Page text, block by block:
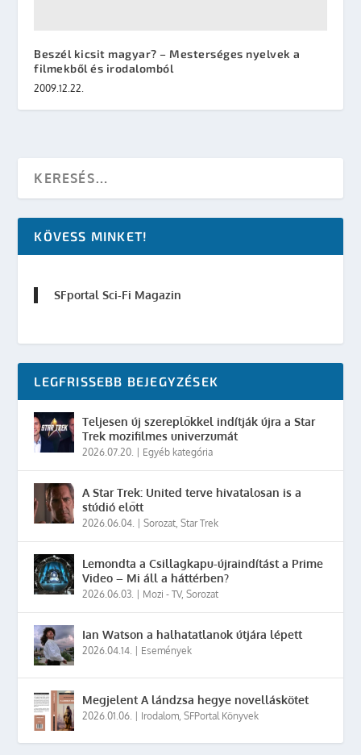
Beszél kicsit magyar? – Mesterséges nyelvek a
filmekből és irodalomból
2009.12.22.
KÖVESS MINKET!
SFportal Sci-Fi Magazin
LEGFRISSEBB BEJEGYZÉSEK
Teljesen új szereplőkkel indítják újra a Star
Trek mozifilmes univerzumát
2026.07.20. Egyéb kategória
A Star Trek: United terve hivatalosan is a
stúdió előtt
2026.06.04. |Sorozat,Star Trek
Lemondta a Csillagkapu-újraindítást a Prime
Video – Mi áll a háttérben?
2026.06.03. Mozi - TV,Sorozat
Ian Watson a halhatatlanok útjára lépett
2026.04.14. Események
Megjelent A lándzsa hegye novelláskötet
2026.01.06. Irodalom,SFPortal Könyvek